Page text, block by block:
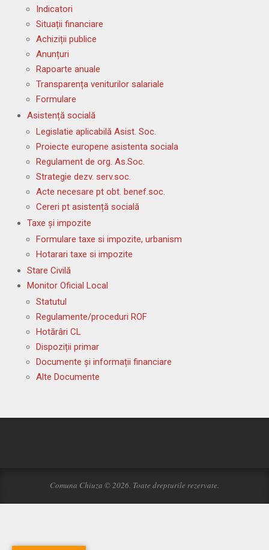
Indicatori
Situații financiare
Achiziții publice
Anunțuri
Rapoarte anuale
Transparența veniturilor salariale
Formulare
Asistență socială
Legislatie aplicabilă Asist. Soc.
Proiecte europene asistenta sociala
Regulament de org. As.Soc.
Strategie dezv. serv.soc.
Acte necesare pt obt. benef.soc.
Cereri pt asistență socială
Taxe și impozite
Formulare taxe si impozite, urbanism
Hotarari taxe si impozite
Stare Civilă
Monitor Oficial Local
Statutul
Regulamente/proceduri ROF
Hotărâri CL
Dispoziții primar
Documente și informații financiare
Alte Documente
Comuna Chiuza © 2026. Toate drepturile rezervate.